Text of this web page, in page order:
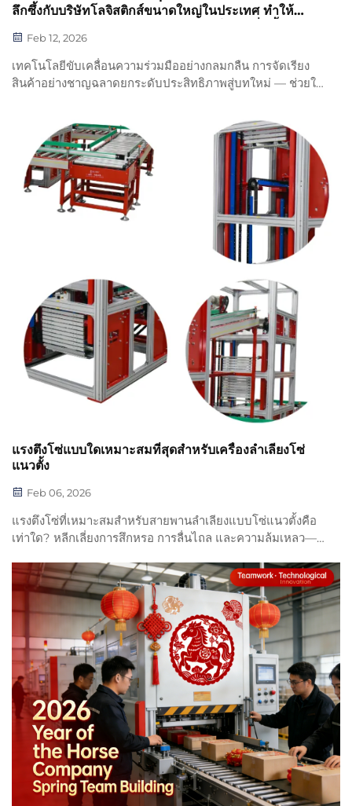
ลึกซึ้งกับบริษัทโลจิสติกส์ขนาดใหญ่ในประเทศ ทำให้
มากกว่า 5 เท่า
Feb 12, 2026
เทคโนโลยีขับเคลื่อนความร่วมมืออย่างกลมกลืน การจัดเรียง
สินค้าอย่างชาญฉลาดยกระดับประสิทธิภาพสู่บทใหม่ — ช่วยให้
สายพานลำเลียงและระบบจัดเรียงสินค้าอัตโนมัติระดับมืออาชีพ
เมื่อเร็วๆ นี้ บริษัทของเราได้...
แรงตึงโซ่แบบใดเหมาะสมที่สุดสำหรับเครื่องลำเลียงโซ่
แนวตั้ง
Feb 06, 2026
แรงตึงโซ่ที่เหมาะสมสำหรับสายพานลำเลียงแบบโซ่แนวตั้งคือ
เท่าใด? หลีกเลี่ยงการสึกหรอ การลื่นไถล และความล้มเหลว—
ดาวน์โหลดแนวทางปฏิบัติที่ดีที่สุด